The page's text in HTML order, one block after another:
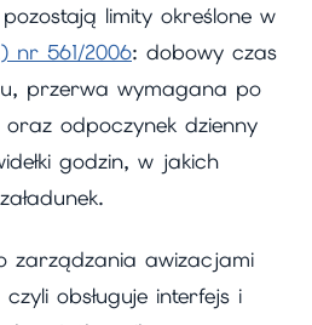
limity określone w
nr 561/2006: dobowy czas
przerwa wymagana po
odpoczynek dzienny
godzin, w jakich
zarządzania awizacjami
czyli obsługuje interfejs i